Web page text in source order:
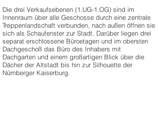
Die drei Verkaufsebenen (1.UG-1.OG) sind im
Innenraum über alle Geschosse durch eine zentrale
Treppenlandschaft verbunden, nach außen öffnen sie
sich als Schaufenster zur Stadt. Darüber liegen drei
separat erschlossene Büroetagen und im obersten
Dachgeschoß das Büro des Inhabers mit
Dachgarten und einem großartigen Blick über die
Dächer der Altstadt bis hin zur Silhouette der
Nürnberger Kaiserburg.